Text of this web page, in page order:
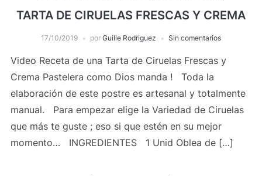
TARTA DE CIRUELAS FRESCAS Y CREMA
17/10/2019 por Guille Rodriguez Sin comentarios
Video Receta de una Tarta de Ciruelas Frescas y
Crema Pastelera como Dios manda ! Toda la
elaboración de este postre es artesanal y totalmente
manual. Para empezar elige la Variedad de Ciruelas
que más te guste ; eso si que estén en su mejor
momento… INGREDIENTES 1 Unid Oblea de […]